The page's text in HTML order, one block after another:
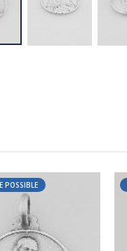
-30%
POSSIBLE